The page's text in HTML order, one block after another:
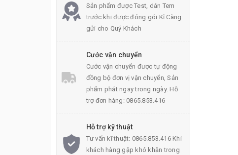
Sản phẩm được Test, dán Tem
trước khi được đóng gói Kĩ Càng
gửi cho Quý Khách
Cước vận chuyển
Cước vận chuyển được tự động
đồng bộ đơn vị vận chuyển, Sản
phẩm phát ngay trong ngày. Hỗ
trợ đơn hàng: 0865.853.416
Hỗ trợ kỹ thuật
Tư vấn kĩ thuật: 0865.853.416 Khi
khách hàng gặp khó khăn trong